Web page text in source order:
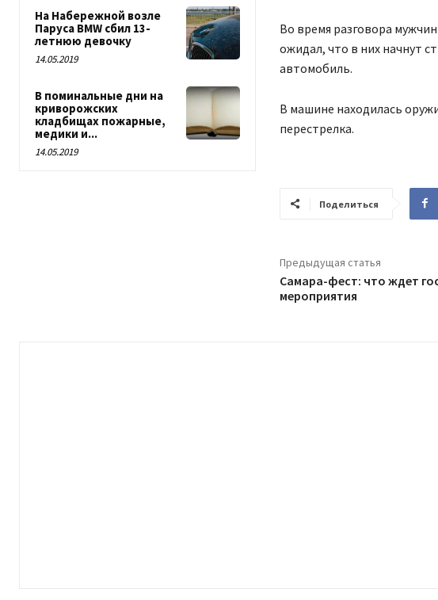
На Набережной возле
Паруса BMW сбил 13-
летнюю девочку
14.05.2019
В поминальные дни на
криворожских
кладбищах пожарные,
медики и...
14.05.2019
Во время разговора
ожидал, что в них начнут
автомобиль.
В машине находилась
перестрелка.
Поделиться
Предыдущая статья
Самара-фест: что ждет
мероприятия